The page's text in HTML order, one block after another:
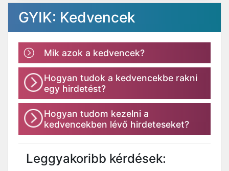
GYIK: Kedvencek
Mik azok a kedvencek?
Hogyan tudok a kedvencekbe rakni
egy hirdetést?
Hogyan tudom kezelni a
kedvencekben lévő hirdeteseket?
Leggyakoribb kérdések: